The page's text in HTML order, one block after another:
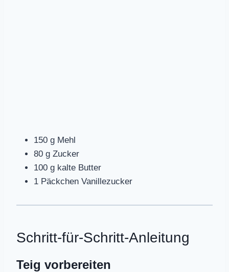
150 g Mehl
80 g Zucker
100 g kalte Butter
1 Päckchen Vanillezucker
Schritt-für-Schritt-Anleitung
Teig vorbereiten